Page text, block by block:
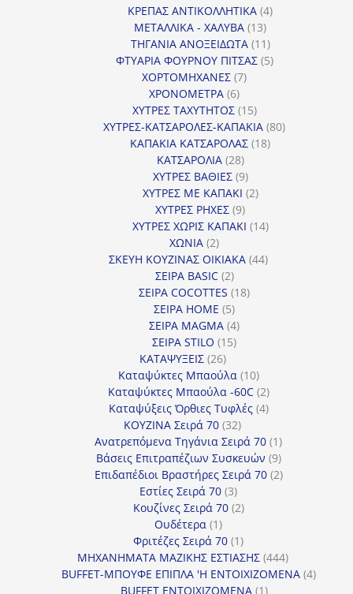
προϊόντα
ΚΡΕΠΑΣ ΑΝΤΙΚΟΛΛΗΤΙΚΑ 44
ΜΕΤΑΛΛΙΚΑ - ΧΑΛΥΒΑ 1313
προϊόντα
ΤΗΓΑΝΙΑ ΑΝΟΞΕΙΔΩΤΑ 1111
προϊόντα
ΦΤΥΑΡΙΑ ΦΟΥΡΝΟΥ ΠΙΤΣΑΣ 55
ΧΟΡΤΟΜΗΧΑΝΕΣ 77
ΧΡΟΝΟΜΕΤΡΑ 66
προϊόντα
ΧΥΤΡΕΣ ΤΑΧΥΤΗΤΟΣ 1515
προϊόντα
ΧΥΤΡΕΣ-ΚΑΤΣΑΡΟΛΕΣ-ΚΑΠΑΚΙΑ 8080
ΚΑΠΑΚΙΑ ΚΑΤΣΑΡΟΛΑΣ 1818
ΚΑΤΣΑΡΟΛΙΑ 2828
προϊόντα
ΧΥΤΡΕΣ ΒΑΘΙΕΣ 99
προϊόντα
ΧΥΤΡΕΣ ΜΕ ΚΑΠΑΚΙ 22
ΧΥΤΡΕΣ ΡΗΧΕΣ 99
προϊόντα
ΧΥΤΡΕΣ ΧΩΡΙΣ ΚΑΠΑΚΙ 1414
ΧΩΝΙΑ 22
προϊόντα
ΣΚΕΥΗ ΚΟΥΖΙΝΑΣ ΟΙΚΙΑΚΑ 4444
ΣΕΙΡΑ BASIC 22
προϊόντα
ΣΕΙΡΑ COCOTTES 1818
ΣΕΙΡΑ HOME 55
προϊόντα
ΣΕΙΡΑ MAGMA 44
προϊόντα
ΣΕΙΡΑ STILO 1515
ΚΑΤΑΨΥΞΕΙΣ 2626
προϊόντα
Καταψύκτες Μπαούλα 1010
προϊόντα
Καταψύκτες Μπαούλα -60C 22
προϊόντα
Καταψύξεις Όρθιες Τυφλές 44
ΚΟΥΖΙΝΑ Σειρά 70 3232
προϊόντα
Ανατρεπόμενα Τηγάνια Σειρά 70 11
προϊόν
Βάσεις Επιτραπέζιων Συσκευών 99
προϊόντα
Επιδαπέδιοι Βραστήρες Σειρά 70 22
Εστίες Σειρά 70 33
προϊόντα
Κουζίνες Σειρά 70 22
Ουδέτερα 11
προϊόν
Φριτέζες Σειρά 70 11
προϊόν
ΜΗΧΑΝΗΜΑΤΑ ΜΑΖΙΚΗΣ ΕΣΤΙΑΣΗΣ 444444
προϊόντα
BUFFET-ΜΠΟΥΦΕ ΕΠΙΠΛΑ 'Η ΕΝΤΟΙΧΙΖΟΜΕΝΑ 44
BUFFET ΕΝΤΟΙΧΙΖΟΜΕΝΑ 11